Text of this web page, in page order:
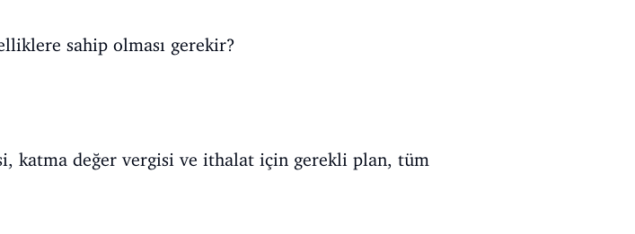
sahip olması gerekir?
katma değer vergisi ve ithalat için gerekli plan, tüm